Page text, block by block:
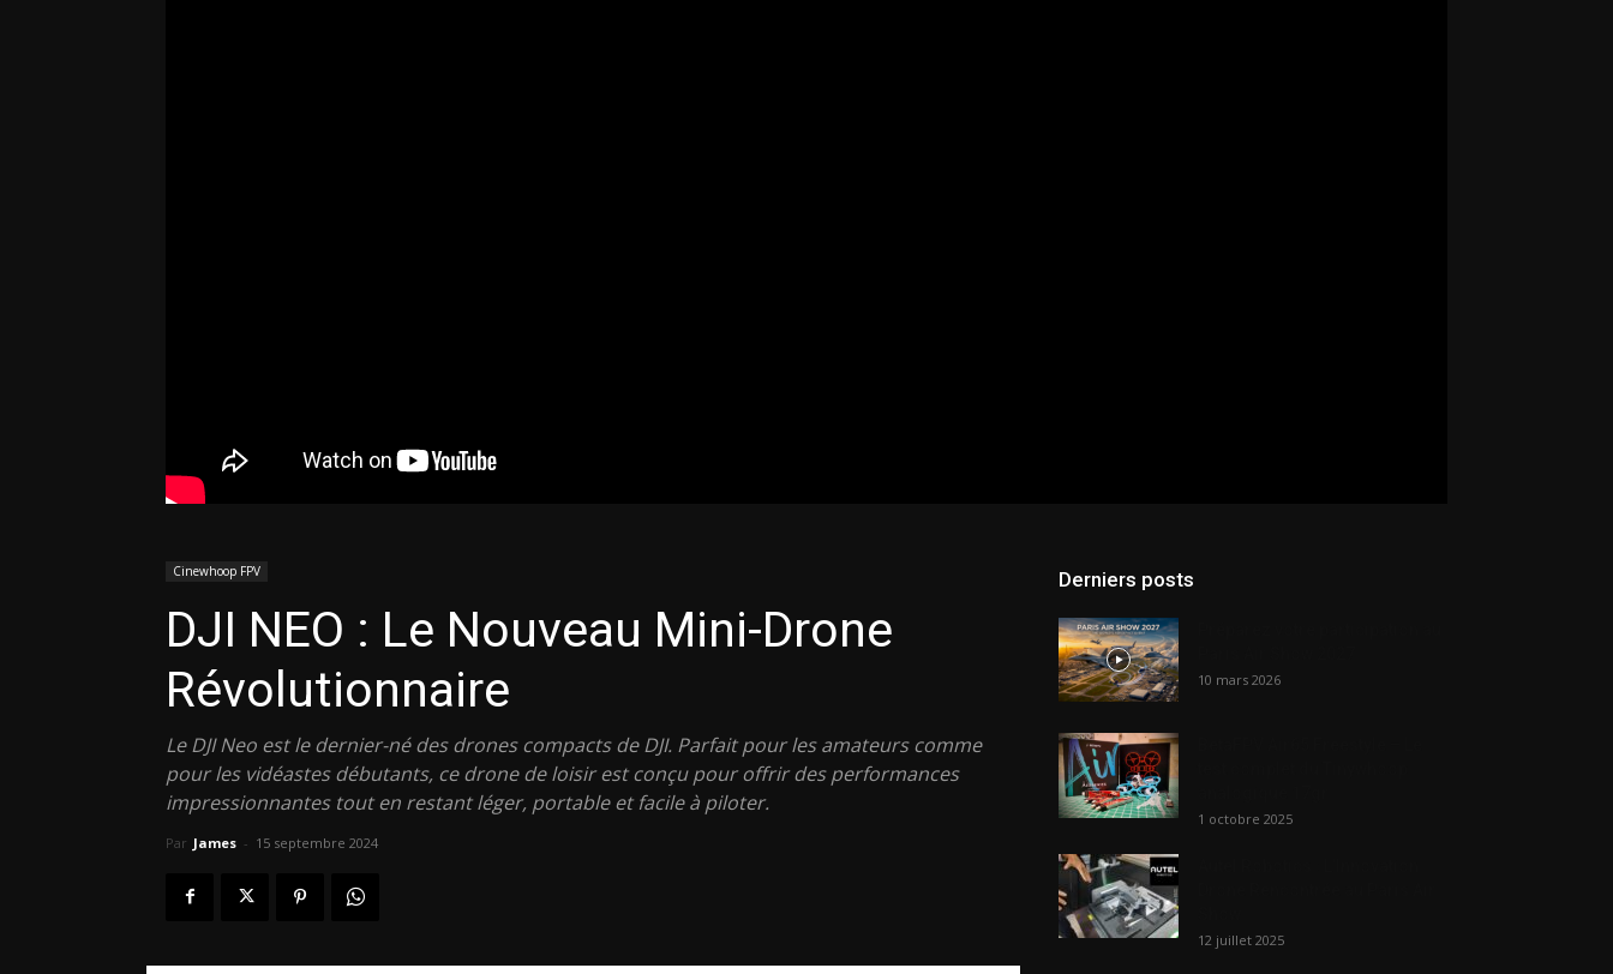
Cinewhoop FPV
DJI NEO : Le Nouveau Mini-Drone
Révolutionnaire
Le DJI Neo est le dernier-né des drones compacts de DJI. Parfait pour les amateurs comme
pour les vidéastes débutants, ce drone de loisir est conçu pour offrir des performances
impressionnantes tout en restant léger, portable et facile à piloter.
Par James - 15 septembre 2024
Derniers posts
10 mars 2026
1 octobre 2025
12 juillet 2025